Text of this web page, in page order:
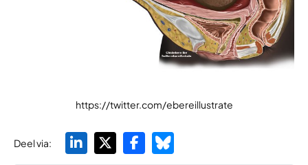
https://twitter.com/ebereillustrate
Deel via: